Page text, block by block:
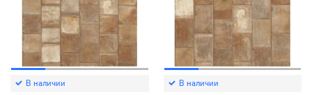
В наличии В наличии